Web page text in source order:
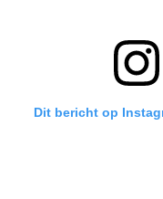
Dit bericht op